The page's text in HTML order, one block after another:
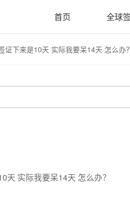
首页 全球
证下来是10天 实际我要呆14天 怎么办
天 实际我要呆14天 怎么办？